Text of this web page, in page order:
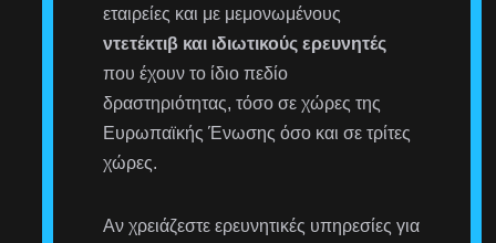
εταιρείες και με μεμονωμένους
ντετέκτιβ και ιδιωτικούς ερευνητές
που έχουν το ίδιο πεδίο
δραστηριότητας, τόσο σε χώρες της
Ευρωπαϊκής Ένωσης όσο και σε τρίτες
χώρες.
Αν χρειάζεστε ερευνητικές υπηρεσίες για